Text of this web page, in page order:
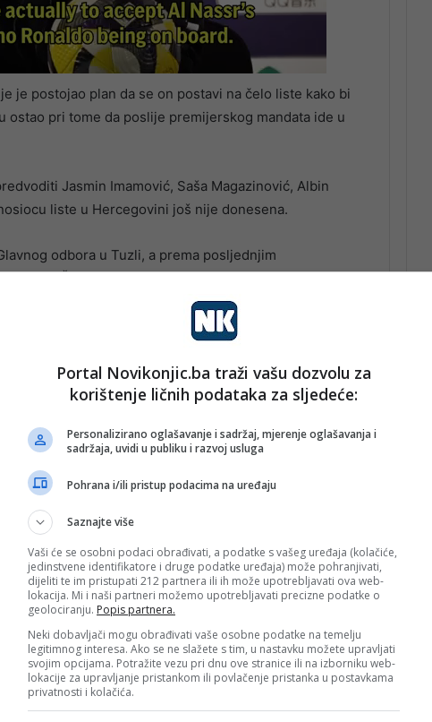
je postojao plan da se on postavi na čelo liste kako bi
ostao pri tome da poslije premijerskog mandata ide u
Jasmin Imamović, Saša Magazinović, Albin
liste u Hercegovini još nije donesena.
odbora u Tuzli, a prema posljednjim
Damir Šabanović. Ipak, ostavljena je mogućnost
ne bi trebalo biti promjena.
Parlamenta FBiH u izbornim jedinicima koje
Damir Mašić i Nerin Dizdar.
Portal Novikonjic.ba traži vašu dozvolu za
korištenje ličnih podataka za sljedeće:
Personalizirano oglašavanje i sadržaj, mjerenje oglašavanja i
sadržaja, uvidi u publiku i razvoj usluga
Pohrana i/ili pristup podacima na uređaju
Saznajte više
Vaši će se osobni podaci obrađivati, a podatke s vašeg uređaja (kolačiće,
jedinstvene identifikatore i druge podatke uređaja) može pohranjivati,
dijeliti te im pristupati 212 partnera ili ih može upotrebljavati ova web-
lokacija. Mi i naši partneri možemo upotrebljavati precizne podatke o
geolociranju. Popis partnera.
Neki dobavljači mogu obrađivati vaše osobne podatke na temelju
legitimnog interesa. Ako se ne slažete s tim, u nastavku možete upravljati
svojim opcijama. Potražite vezu pri dnu ove stranice ili na izborniku web-
lokacije za upravljanje pristankom ili povlačenje pristanka u postavkama
privatnosti i kolačića.